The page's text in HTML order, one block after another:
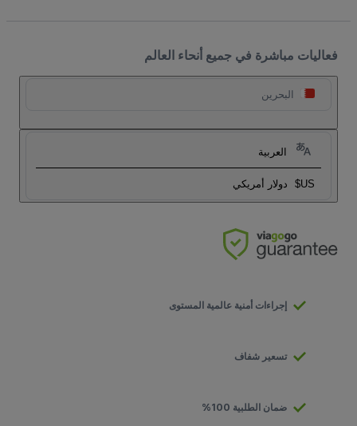
فعاليات مباشرة في جميع أنحاء العالم
البحرين
العربية
US$ دولار أمريكي
إجراءات أمنية عالمية المستوى
تسعير شفاف
ضمان الطلبية 100%